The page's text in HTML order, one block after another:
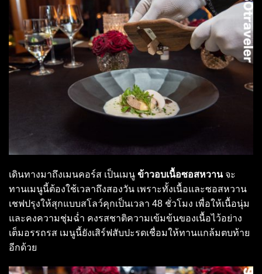
เดินทางมาถึงเมนคอร์ส เป็นเมนู ข้าวอบเนื้อซอสหวานจะ
ทานเมนูนี้ต้องใช้เวลาถึงสองวัน เพราะทั้งเนื้อและซอสหวาน
เชฟปรุงให้สุกแบบสโลว์คุกเป็นเวลา 48 ชั่วโมง เพื่อให้เนื้อนุ่ม
และคงความชุ่มฉ่ำ คงรสชาติความเข้มข้นของเนื้อไว้อย่าง
เต็มอรรถรส เมนูนี้ยังเสิร์ฟสับปะรดเชื่อมให้ทานแกล้มตบท้าย
อีกด้วย